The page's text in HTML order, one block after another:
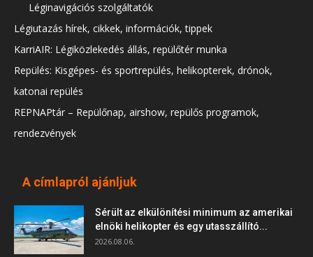
Léginavigációs szolgáltatók
Légiutazás hírek, cikkek, információk, tippek
KarriAIR: Légiközlekedés állás, repülőtér munka
Repülés: Kisgépes- és sportrepülés, helikopterek, drónok,
katonai repülés
REPNAPtár – Repülőnap, airshow, repülős programok,
rendezvények
A címlapról ajánljuk
Sérült az elkülönítési minimum az amerikai
elnöki helikopter és egy utasszállító...
2026.08.06.